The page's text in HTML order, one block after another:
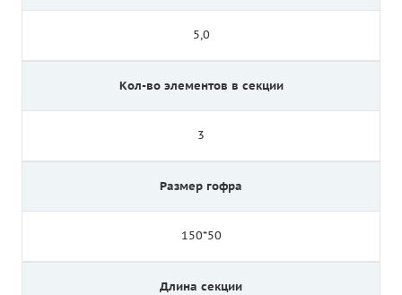
5,0
Кол-во элементов в секции
3
Размер гофра
150*50
Длина секции